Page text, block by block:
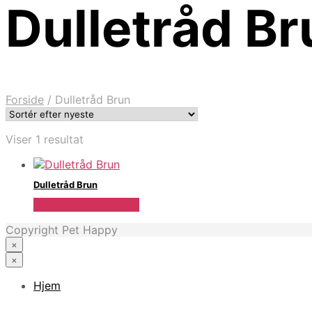
Dulletråd
Forside / Dulletråd Brun
Viser 1 resultat
Dulletråd Brun
Copyright Pet Happy
×
×
Hjem